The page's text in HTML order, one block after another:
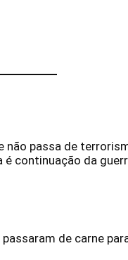
não passa de
é continuação da
de carne